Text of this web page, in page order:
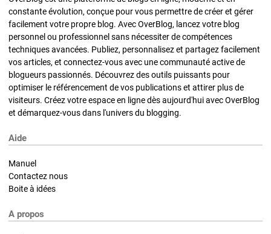
constante évolution, conçue pour vous permettre de créer et gérer
facilement votre propre blog. Avec OverBlog, lancez votre blog
personnel ou professionnel sans nécessiter de compétences
techniques avancées. Publiez, personnalisez et partagez facilement
vos articles, et connectez-vous avec une communauté active de
blogueurs passionnés. Découvrez des outils puissants pour
optimiser le référencement de vos publications et attirer plus de
visiteurs. Créez votre espace en ligne dès aujourd'hui avec OverBlog
et démarquez-vous dans l'univers du blogging.
Aide
Manuel
Contactez nous
Boite à idées
A propos